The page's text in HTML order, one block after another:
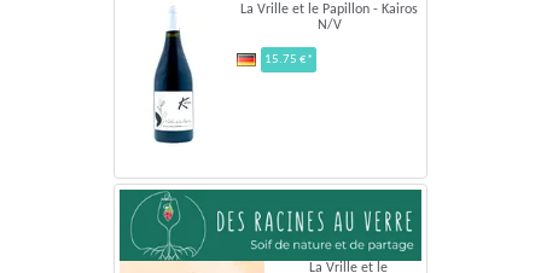
La Vrille et le Papillon - Kairos
N/V
15.75 €*
La Vrille et le